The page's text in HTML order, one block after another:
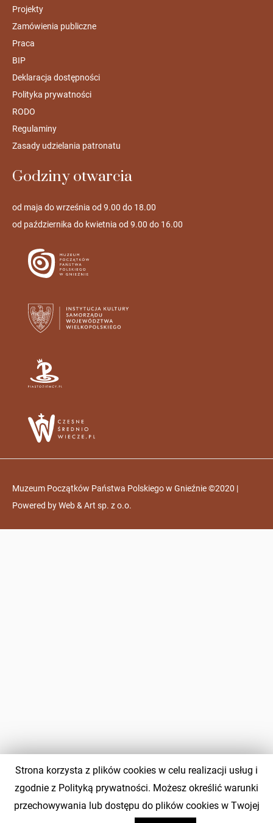
Projekty
Zamówienia publiczne
Praca
BIP
Deklaracja dostępności
Polityka prywatności
RODO
Regulaminy
Zasady udzielania patronatu
Godziny otwarcia
od maja do września od 9.00 do 18.00
od października do kwietnia od 9.00 do 16.00
Muzeum Początków Państwa Polskiego w Gnieźnie ©2020 |
Powered byWeb & Art sp. z o.o.
Strona korzysta z plików cookies w celu realizacji usług i
zgodnie z Polityką prywatności. Możesz określić warunki
przechowywania lub dostępu do plików cookies w Twojej